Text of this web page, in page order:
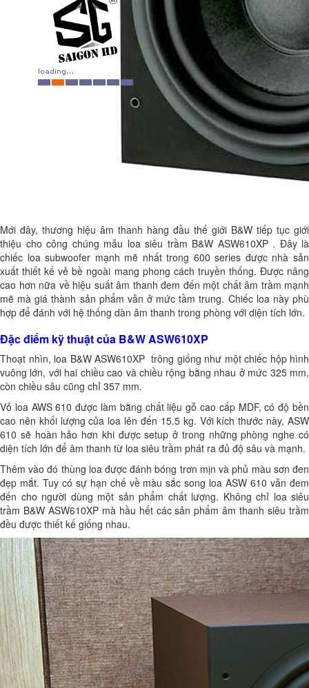
Mới đây, thương hiệu âm thanh hàng đầu thế giới B&W tiếp tục giới
thiệu cho công chúng mẫu loa siêu trầm B&W ASW610XP . Đây là
chiếc loa subwoofer mạnh mẽ nhất trong 600 series được nhà sản
xuất thiết kế vẻ bề ngoài mang phong cách truyền thống. Được nâng
cao hơn nữa về hiệu suất âm thanh đem đến một chất âm trầm mạnh
mẽ mà giá thành sản phẩm vẫn ở mức tầm trung. Chiếc loa này phù
hợp để đánh với hệ thống dàn âm thanh trong phòng với diện tích lớn.
Đặc điểm kỹ thuật của B&W ASW610XP
Thoạt nhìn, loa B&W ASW610XP trông giống như một chiếc hộp hình
vuông lớn, với hai chiều cao và chiều rộng bằng nhau ở mức 325 mm,
còn chiều sâu cũng chỉ 357 mm.
Vỏ loa AWS 610 được làm bằng chất liệu gỗ cao cấp MDF, có độ bền
cao nên khối lượng của loa lên đến 15.5 kg. Với kích thước này, ASW
610 sẽ hoàn hảo hơn khi được setup ở trong những phòng nghe có
diện tích lớn để âm thanh từ loa siêu trầm phát ra đủ độ sâu và mạnh.
Thêm vào đó thùng loa được đánh bóng trơn mịn và phủ màu sơn đen
đẹp mắt. Tuy có sự hạn chế về màu sắc song loa ASW 610 vẫn đem
đến cho người dùng một sản phẩm chất lượng. Không chỉ loa siêu
trầm B&W ASW610XP mà hầu hết các sản phẩm âm thanh siêu trầm
đều được thiết kế giống nhau.